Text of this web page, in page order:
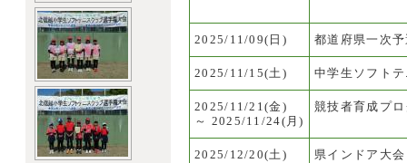
2025/11/09(日) 都道府県一次
2025/11/15(土) 中学生ソフト
2025/11/21(金)
～ 2025/11/24(月)
競技者育成プ
2025/12/20(土) 県インドア大